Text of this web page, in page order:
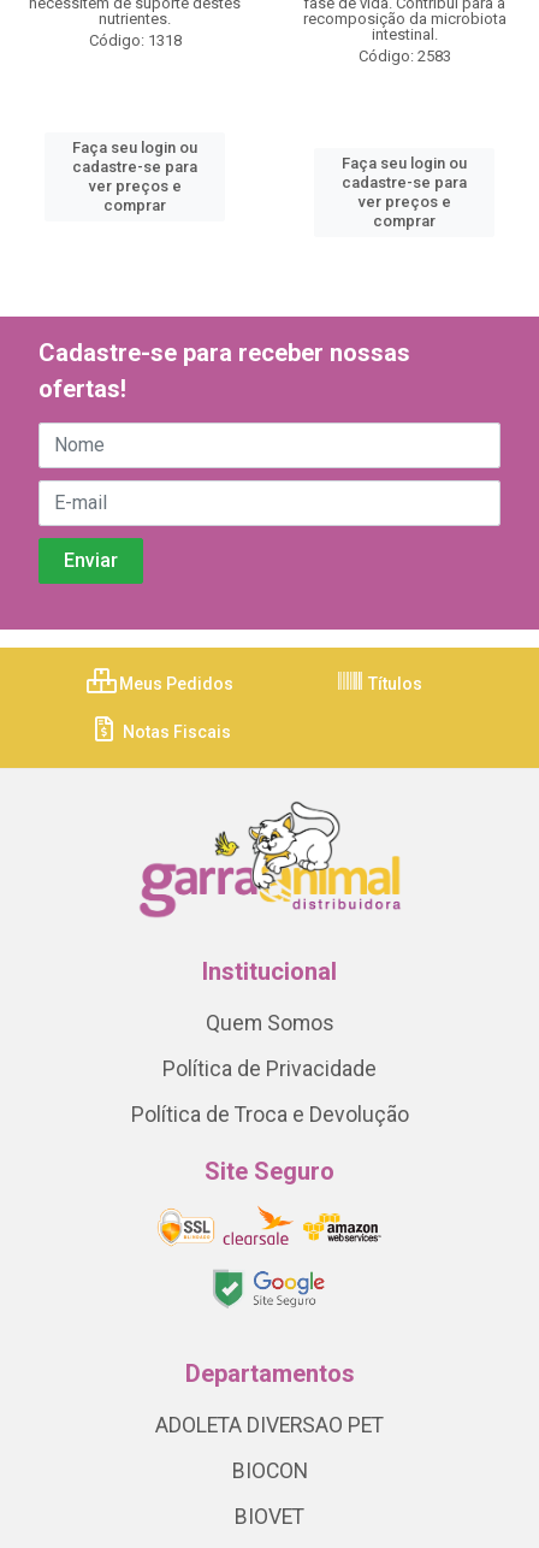
nutrientes.
Código: 1318
Faça seu login ou
cadastre-se para
ver preços e
comprar
recomposição da microbiota
intestinal.
Código: 2583
Faça seu login ou
cadastre-se para
ver preços e
comprar
Cadastre-se para receber nossas
ofertas!
Meus Pedidos Títulos
Notas Fiscais
Institucional
Quem Somos
Política de Privacidade
Política de Troca e Devolução
Site Seguro
Departamentos
ADOLETA DIVERSAO PET
BIOCON
BIOVET